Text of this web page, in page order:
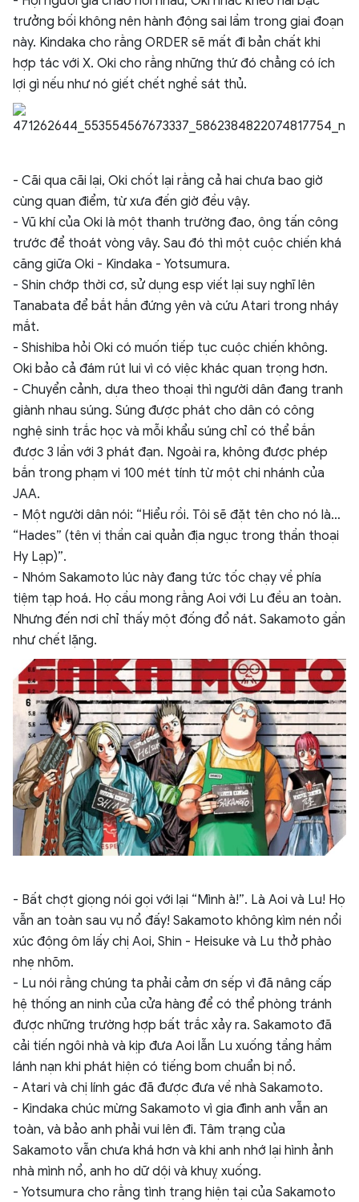
trưởng bối không nên hành động sai lầm trong giai đoạn
này. Kindaka cho rằng ORDER sẽ mất đi bản chất khi
hợp tác với X. Oki cho rằng những thứ đó chẳng có ích
lợi gì nếu như nó giết chết nghề sát thủ.
- Cãi qua cãi lại, Oki chốt lại rằng cả hai chưa bao giờ
cùng quan điểm, từ xưa đến giờ đều vậy.
- Vũ khí của Oki là một thanh trường đao, ông tấn công
trước để thoát vòng vây. Sau đó thì một cuộc chiến khá
căng giữa Oki - Kindaka - Yotsumura.
- Shin chớp thời cơ, sử dụng esp viết lại suy nghĩ lên
Tanabata để bắt hắn đứng yên và cứu Atari trong nháy
mắt.
- Shishiba hỏi Oki có muốn tiếp tục cuộc chiến không.
Oki bảo cả đám rút lui vì có việc khác quan trọng hơn.
- Chuyển cảnh, dựa theo thoại thì người dân đang tranh
giành nhau súng. Súng được phát cho dân có công
nghệ sinh trắc học và mỗi khẩu súng chỉ có thể bắn
được 3 lần với 3 phát đạn. Ngoài ra, không được phép
bắn trong phạm vi 100 mét tính từ một chi nhánh của
JAA.
- Một người dân nói: “Hiểu rồi. Tôi sẽ đặt tên cho nó là…
“Hades” (tên vị thần cai quản địa ngục trong thần thoại
Hy Lạp)”.
- Nhóm Sakamoto lúc này đang tức tốc chạy về phía
tiệm tạp hoá. Họ cầu mong rằng Aoi với Lu đều an toàn.
Nhưng đến nơi chỉ thấy một đống đổ nát. Sakamoto gần
như chết lặng.
- Bất chợt giọng nói gọi với lại “Mình à!”. Là Aoi và Lu! Họ
vẫn an toàn sau vụ nổ đấy! Sakamoto không kìm nén nổi
xúc động ôm lấy chị Aoi, Shin - Heisuke và Lu thở phào
nhẹ nhõm.
- Lu nói rằng chúng ta phải cảm ơn sếp vì đã nâng cấp
hệ thống an ninh của cửa hàng để có thể phòng tránh
được những trường hợp bất trắc xảy ra. Sakamoto đã
cải tiến ngôi nhà và kịp đưa Aoi lẫn Lu xuống tầng hầm
lánh nạn khi phát hiện có tiếng bom chuẩn bị nổ.
- Atari và chị lính gác đã được đưa về nhà Sakamoto.
- Kindaka chúc mừng Sakamoto vì gia đình anh vẫn an
toàn, và bảo anh phải vui lên đi. Tâm trạng của
Sakamoto vẫn chưa khá hơn và khi anh nhớ lại hình ảnh
nhà mình nổ, anh ho dữ dội và khuỵ xuống.
- Yotsumura cho rằng tình trạng hiện tại của Sakamoto